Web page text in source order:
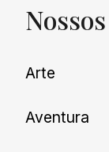
Nossos
Arte
Aventura